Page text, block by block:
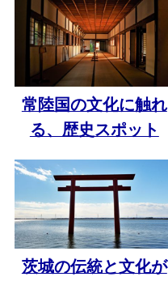
常陸国の文化に触れ
る、歴史スポット
茨城の伝統と文化が